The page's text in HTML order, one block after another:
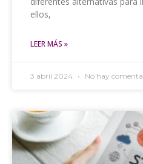
ellos,
LEER MÁS »
3 abril 2024 No hay